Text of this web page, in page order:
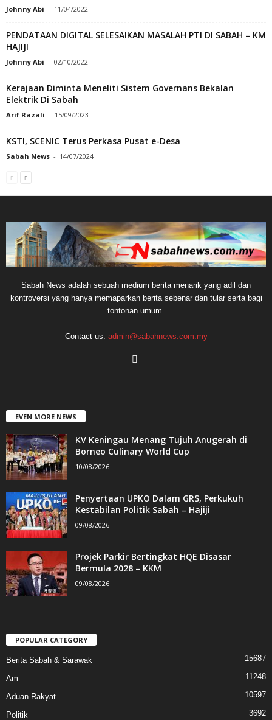
Johnny Abi - 11/04/2022
PENDATAAN DIGITAL SELESAIKAN MASALAH PTI DI SABAH – KM
HAJIJI
Johnny Abi - 02/10/2022
Kerajaan Diminta Meneliti Sistem Governans Bekalan
Elektrik Di Sabah
Arif Razali - 15/09/2023
KSTI, SCENIC Terus Perkasa Pusat e-Desa
Sabah News - 14/07/2024
Sabah News adalah sebuah medium berita menarik yang adil dan
kontroversi yang hanya memaparkan berita sebenar dan tular serta bagi
tontonan umum.
Contact us: admin@sabahnews.com.my
EVEN MORE NEWS
KV Keningau Menang Tujuh Anugerah di
Borneo Culinary World Cup
10/08/2026
Penyertaan UPKO Dalam GRS, Perkukuh
Kestabilan Politik Sabah – Hajiji
09/08/2026
Projek Parkir Bertingkat HQE Disasar
Bermula 2028 – KKM
09/08/2026
POPULAR CATEGORY
Berita Sabah & Sarawak 15687
Am 11248
Aduan Rakyat 10597
Politik 3692